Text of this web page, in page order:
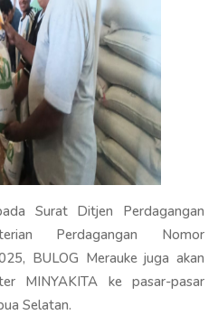
Surat Ditjen Perdagangan
Perdagangan Nomor
BULOG Merauke juga akan
MINYAKITA ke pasar-pasar
Selatan.